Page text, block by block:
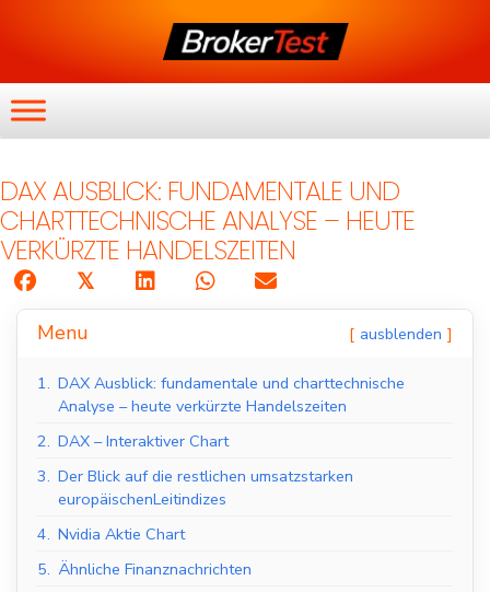
DAX AUSBLICK: FUNDAMENTALE UND
CHARTTECHNISCHE ANALYSE – HEUTE
VERKÜRZTE HANDELSZEITEN
𝕏
Menu ausblenden
1. DAX Ausblick: fundamentale und charttechnische
Analyse – heute verkürzte Handelszeiten
2. DAX – Interaktiver Chart
3. Der Blick auf die restlichen umsatzstarken
europäischenLeitindizes
4. Nvidia Aktie Chart
5. Ähnliche Finanznachrichten